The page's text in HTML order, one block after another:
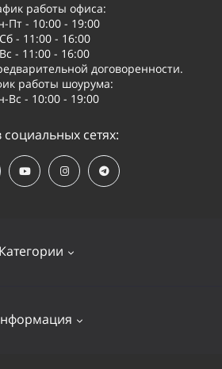
Категории
Квадрокоптеры
работы офиса:
Пт - 10:00 - 19:00
Сб - 11:00 - 16:00
Вс - 11:00 - 16:00
договоренности.
работы шоурума:
Вс - 10:00 - 19:00
сетях: